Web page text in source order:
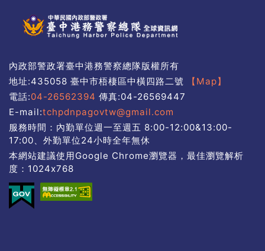
內政部警政署臺中港務警察總隊版權所有
地址:435058 臺中市梧棲區中橫四路二號
【Map】
電話:04-26562394 傳真:04-26569447
E-mail:tchpdnpagovtw@gmail.com
服務時間：內勤單位週一至週五 8:00-12:00&13:00-
17:00、外勤單位24小時全年無休
本網站建議使用Google Chrome瀏覽器，最佳瀏覽解析
度：1024x768